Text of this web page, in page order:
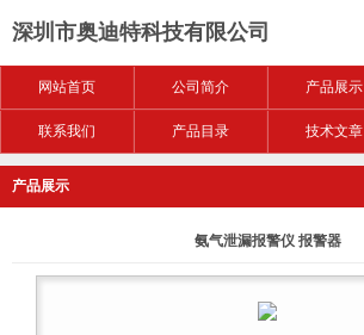
深圳市奥迪特科技有限公司
网站首页 公司简介 产品展示
联系我们 产品目录 技术文章
产品展示
氨气泄漏报警仪 报警器